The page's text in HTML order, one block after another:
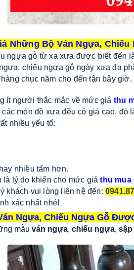
Những Bộ Ván Ngựa, Chiếu
ngựa gỗ từ xa xưa được biết đến
chiếu ngựa gỗ ngày xưa đa
chục năm cho đến tận bây giờ.
ít người thắc mắc về mức giá thu
các món đồ xưa đều có giá cao,
nhiều yếu tố:
nhiều tấm hơn.
là lý do khiến cho mức giáthu
khách vui lòng liên hệ đến:
xác nhất nhé!
Ngựa, Chiếu Ngựa Gỗ
mẫu ván ngựa, chiếu ngựa,